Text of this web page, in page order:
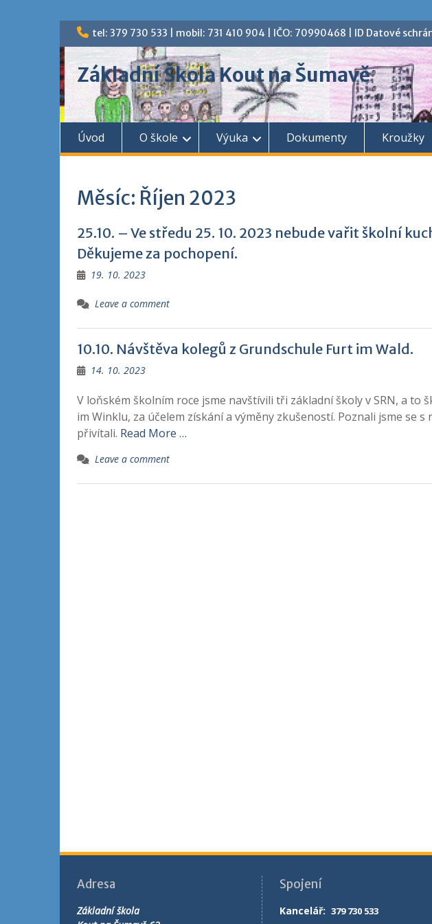
Skip
content
tel: 379 730 533 | mobil: 731 410 904 | IČO: 70990468 | ID Datové
Základní Škola Kout na Šumavě
Úvod O škole Výuka Dokumenty Kroužky
Měsíc: Říjen 2023
25.10. – Ve středu 25. 10. 2023 nebude vařit školní
Děkujeme za pochopení.
19. 10. 2023
Leave a comment
10.10. Návštěva kolegů z Grundschule Furt im Wald.
14. 10. 2023
V loňském školním roce jsme navštívili tři základní školy v SRN, a to
im Winklu, za účelem získání a výměny zkušeností. Poznali jsme se
přivítali. Read More …
Leave a comment
Adresa
Základní škola
Spojení
Kancelář:379 730 533